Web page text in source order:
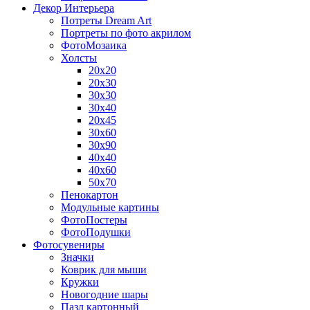
Декор Интерьера
Потреты Dream Art
Портреты по фото акрилом
ФотоМозаика
Холсты
20х20
20х30
30х30
30х40
20х45
30х60
30х90
40х40
40х60
50х70
Пенокартон
Модульные картины
ФотоПостеры
ФотоПодушки
Фотоcувениры
Значки
Коврик для мыши
Кружки
Новогодние шары
Пазл картонный